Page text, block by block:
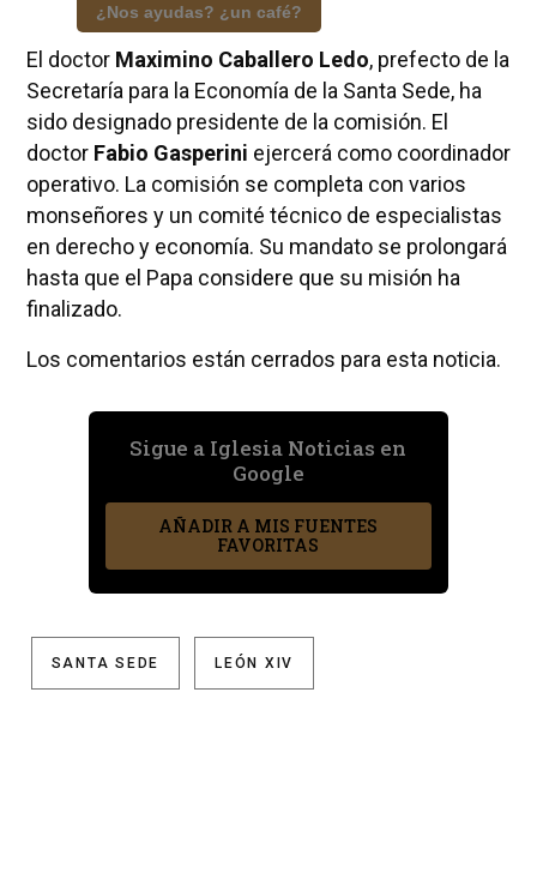
¿Nos ayudas? ¿un café?
El doctor Maximino Caballero Ledo, prefecto de la
Secretaría para la Economía de la Santa Sede, ha
sido designado presidente de la comisión. El
doctor Fabio Gasperini ejercerá como coordinador
operativo. La comisión se completa con varios
monseñores y un comité técnico de especialistas
en derecho y economía. Su mandato se prolongará
hasta que el Papa considere que su misión ha
finalizado.
Los comentarios están cerrados para esta noticia.
Sigue a Iglesia Noticias en
Google
AÑADIR A MIS FUENTES
FAVORITAS
SANTA SEDE LEÓN XIV